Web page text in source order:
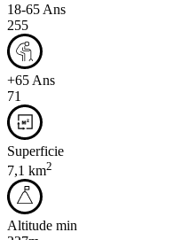
18-65 Ans
255
+65 Ans
71
Superficie
7,1 km2
Altitude min